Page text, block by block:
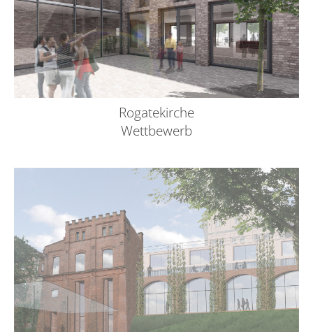
Rogatekirche
Wettbewerb